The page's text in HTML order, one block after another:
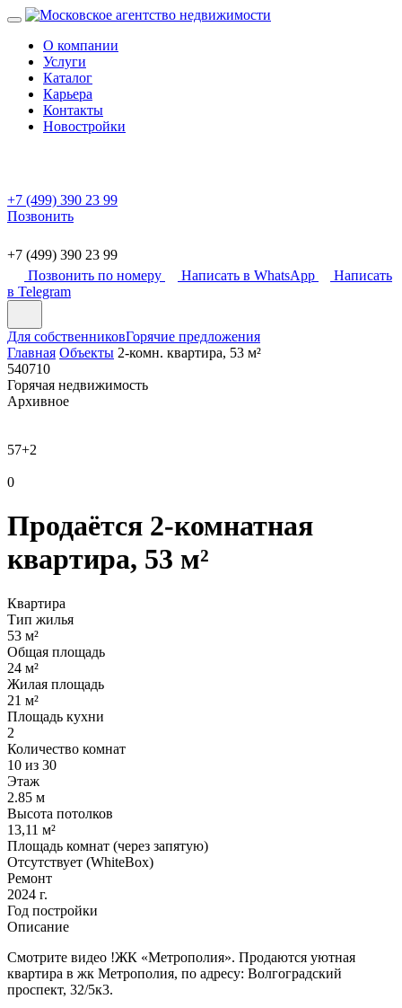
О компании
Услуги
Каталог
Карьера
Контакты
Новостройки
+7 (499) 390 23 99
Позвонить
+7 (499) 390 23 99
Позвонить по номеру
Написать в WhatsApp
Написать
в Telegram
Для собственниковГорячие предложения
Главная Объекты 2-комн. квартира, 53 м²
540710
Горячая недвижимость
Архивное
57+2
0
Продаётся 2-комнатная
квартира, 53 м²
Квартира
Тип жилья
53 м²
Общая площадь
24 м²
Жилая площадь
21 м²
Площадь кухни
2
Количество комнат
10 из 30
Этаж
2.85 м
Высота потолков
13,11 м²
Площадь комнат (через запятую)
Отсутствует (WhiteBox)
Ремонт
2024 г.
Год постройки
Описание
Смотрите видео !ЖК «Метрополия». Продаются уютная
квартира в жк Метрополия, по адресу: Волгоградский
проспект, 32/5к3.